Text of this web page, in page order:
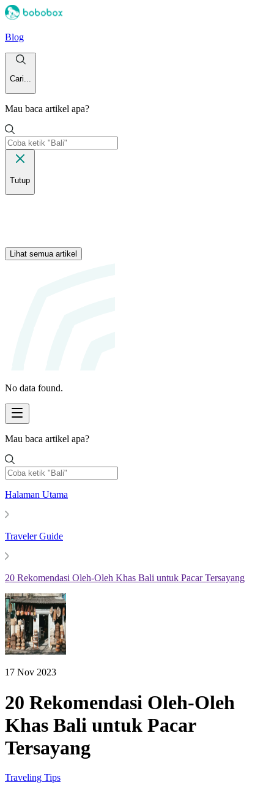
Blog
Cari...
Mau baca artikel apa?
Tutup
Lihat semua artikel
No data found.
Mau baca artikel apa?
Halaman Utama
Traveler Guide
20 Rekomendasi Oleh-Oleh Khas Bali untuk Pacar Tersayang
17 Nov 2023
20 Rekomendasi Oleh-Oleh
Khas Bali untuk Pacar
Tersayang
Traveling Tips